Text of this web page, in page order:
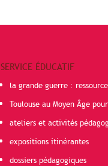
SERVICE ÉDUCATIF
la grande guerre :
Toulouse au Moyen Âge
ateliers et activités
expositions itinérantes
dossiers pédagogiques